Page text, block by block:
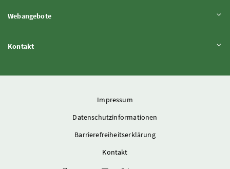
WebangeboteInhalt aufklappen
KontaktInhalt aufklappen
Impressum
Datenschutzinformationen
Barrierefreiheitserklärung
Kontakt